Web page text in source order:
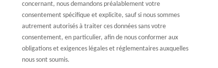
concernant, nous demandons préalablement votre
consentement spécifique et explicite, sauf si nous sommes
autrement autorisés à traiter ces données sans votre
consentement, en particulier, afin de nous conformer aux
obligations et exigences légales et réglementaires auxquelles
nous sont soumis.